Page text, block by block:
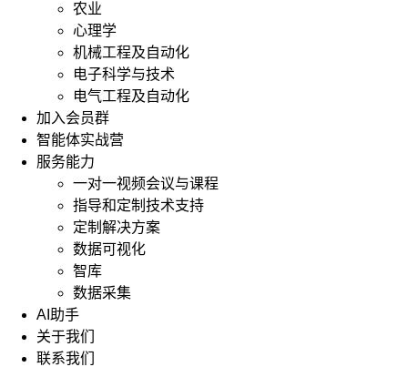
农业
心理学
机械工程及自动化
电子科学与技术
电气工程及自动化
加入会员群
智能体实战营
服务能力
一对一视频会议与课程
指导和定制技术支持
定制解决方案
数据可视化
智库
数据采集
AI助手
关于我们
联系我们